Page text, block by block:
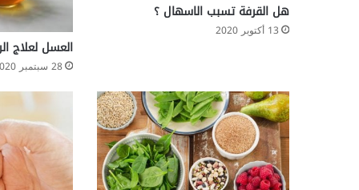
هل القرفة تسبب الاسهال ؟
13 أكتوبر 2020
العسل لعلاج
28 سبتمبر 2020